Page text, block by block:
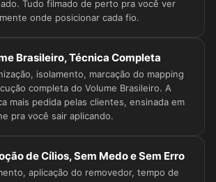
Tudo filmado de perto pra você ver
onde posicionar cada fio.
Brasileiro, Técnica Completa
isolamento, marcação do mapping
completa do Volume Brasileiro. A
mais pedida pelas clientes, ensinada em
pra você sair aplicando.
de Cílios, Sem Medo e Sem Erro
aplicação do removedor, tempo de